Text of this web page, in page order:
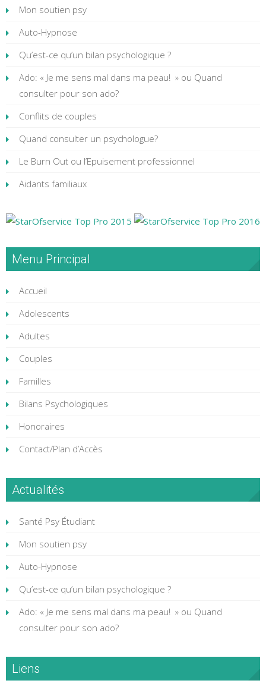
Mon soutien psy
Auto-Hypnose
Qu’est-ce qu’un bilan psychologique ?
Ado: « Je me sens mal dans ma peau! » ou Quand
consulter pour son ado?
Conflits de couples
Quand consulter un psychologue?
Le Burn Out ou l’Epuisement professionnel
Aidants familiaux
Menu Principal
Accueil
Adolescents
Adultes
Couples
Familles
Bilans Psychologiques
Honoraires
Contact/Plan d’Accès
Actualités
Santé Psy Étudiant
Mon soutien psy
Auto-Hypnose
Qu’est-ce qu’un bilan psychologique ?
Ado: « Je me sens mal dans ma peau! » ou Quand
consulter pour son ado?
Liens